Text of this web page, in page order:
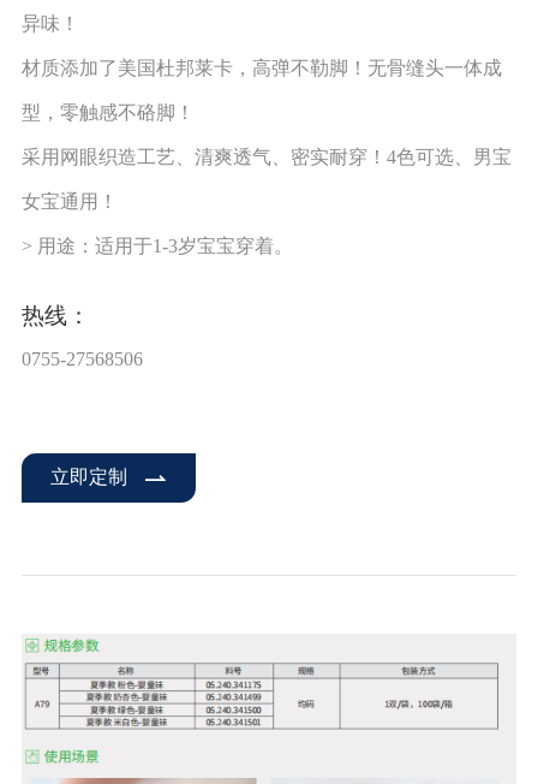
异味！
材质添加了美国杜邦莱卡，高弹不勒脚！无骨缝头一体成
型，零触感不硌脚！
采用网眼织造工艺、清爽透气、密实耐穿！4色可选、男宝
女宝通用！
> 用途：适用于1-3岁宝宝穿着。
热线：
0755-27568506
立即定制